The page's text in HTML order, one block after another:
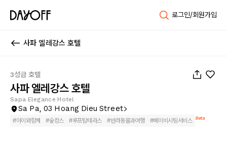
로그인/회원가입
사파 엘레강스 호텔
3성급 호텔
사파 엘레강스 호텔
Sapa Elegance Hotel
Sa Pa, 03 Hoang Dieu Street
#아이와함께 #숲캉스 #루프탑테라스 #반려동물과여행 #베이비시팅서비스 Beta